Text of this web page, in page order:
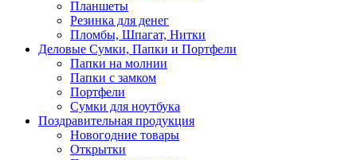
Планшеты
Резинка для денег
Пломбы, Шпагат, Нитки
Деловые Сумки, Папки и Портфели
Папки на молнии
Папки с замком
Портфели
Сумки для ноутбука
Поздравительная продукция
Новогодние товары
Открытки